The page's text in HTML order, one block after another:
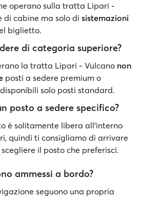
operano sulla tratta Lipari -
di cabine ma solo di sistemazioni
biglietto.
di categoria superiore?
la tratta Lipari - Vulcano non
posti a sedere premium o
disponibili solo posti standard.
posto a sedere specifico?
è solitamente libera all'interno
quindi ti consigliamo di arrivare
il posto che preferisci.
ammessi a bordo?
seguono una propria